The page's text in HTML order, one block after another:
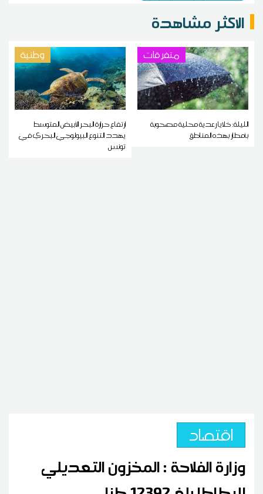
الاكثر مشاهدة
متفرقات
الليلة: خلايا رعدية محلية مصحوبة
بأمطار بهذه المناطق
وطنية
ارتفاع حرارة البحر الأبيض المتوسط
يهدد التنوع البيولوجي البحري في
تونس
اقتصاد
وزارة الفلاحة : المخزون التعديلي